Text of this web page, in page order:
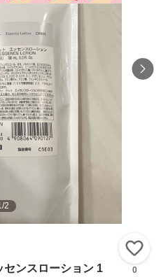
/2
センスローション 1
0